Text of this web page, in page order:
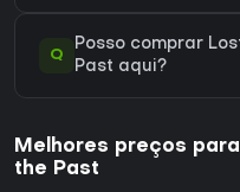
Q
Posso comprar
Past aqui?
Melhores preços
the Past